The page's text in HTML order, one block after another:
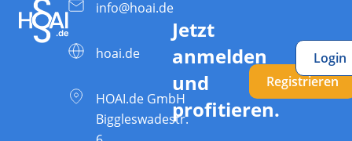
info@hoai.de
hoai.de
HOAI.de GmbH
Biggleswadestr.
Jetzt
anmelden
und
profitieren.
Registrieren
Login